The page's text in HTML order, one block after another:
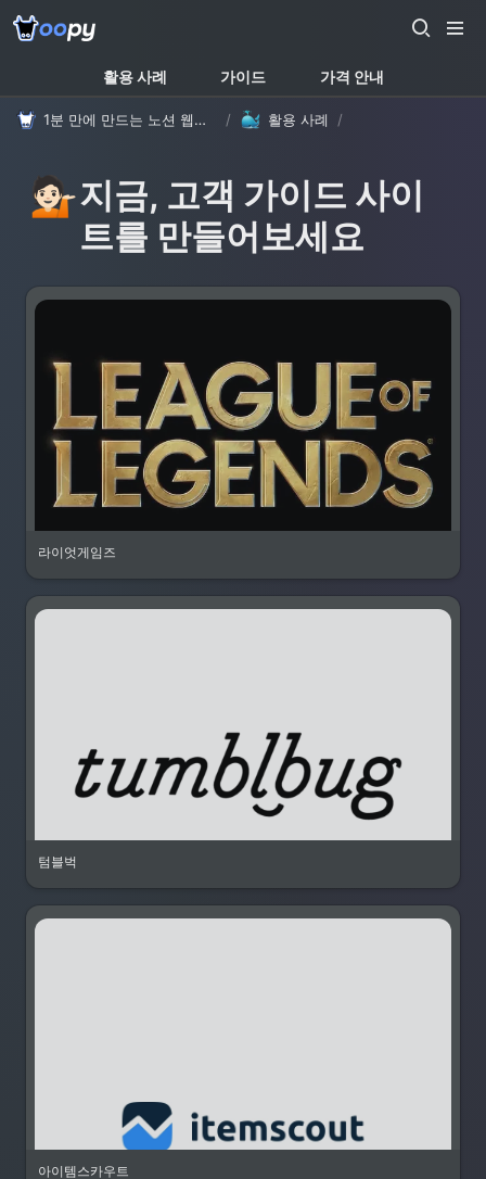
활용 사례 가이드 가격 안내
1분 만에 만드는 노션 웹사이트, 우피! / 활용 사례 /
💁🏻지금, 고객 가이드 사이
트를 만들어보세요
라이엇게임즈
텀블벅
아이템스카우트